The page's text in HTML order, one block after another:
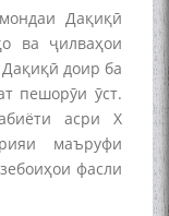
Дақиқӣ
ва ҷилваҳои
доир ба
пешорӯи ӯст.
асри Х
маъруфи
фасли